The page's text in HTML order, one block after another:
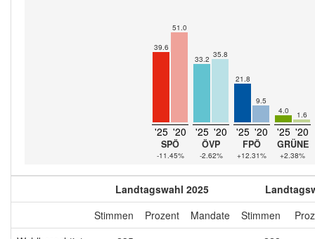
39.6
51.0
'25 '20
SPÖ
-11.45%
33.2 35.8
'25 '20
ÖVP
-2.62%
21.8
9.5
'25 '20
FPÖ
+12.31%
4.0 1.6
'25 '20
GRÜNE
+2.38%
Landtagswahl 2025
Stimmen
Prozent Mandate Stimmen